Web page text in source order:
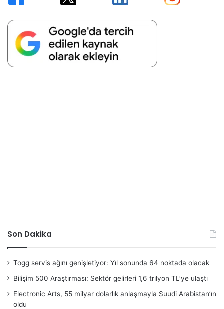
Son Dakika
Togg servis ağını genişletiyor: Yıl sonunda 64 noktada olacak
Bilişim 500 Araştırması: Sektör gelirleri 1,6 trilyon TL’ye ulaştı
Electronic Arts, 55 milyar dolarlık anlaşmayla Suudi Arabistan’ın
oldu